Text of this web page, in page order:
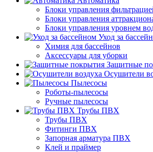
Блоки управления
Блоки управления
Блоки управления уровнем
Уход за
Химия для бассейнов
Аксессуары для уборки
Защитные
Осушители
Пылесосы
Роботы-пылесосы
Ручные пылесосы
Трубы ПВХ
Трубы ПВХ
Фитинги ПВХ
Запорная арматура ПВХ
Клей и праймер